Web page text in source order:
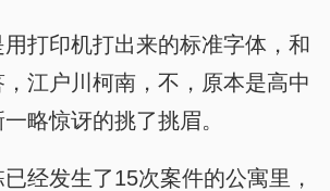
打印机打出来的标准字体，和
，江户川柯南，不，原本是高中
略惊讶的挑了挑眉。
经发生了15次案件的公寓里，